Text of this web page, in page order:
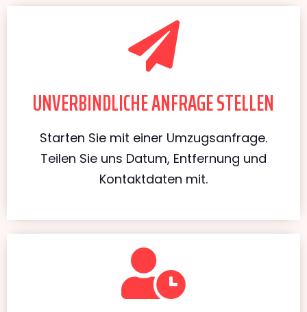
UNVERBINDLICHE ANFRAGE STELLEN
Starten Sie mit einer Umzugsanfrage.
Teilen Sie uns Datum, Entfernung und
Kontaktdaten mit.